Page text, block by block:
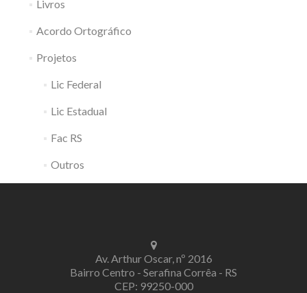
Livros
Acordo Ortográfico
Projetos
Lic Federal
Lic Estadual
Fac RS
Outros
Av. Arthur Oscar, nº 2016
Bairro Centro - Serafina Corrêa - RS
CEP: 99250-000